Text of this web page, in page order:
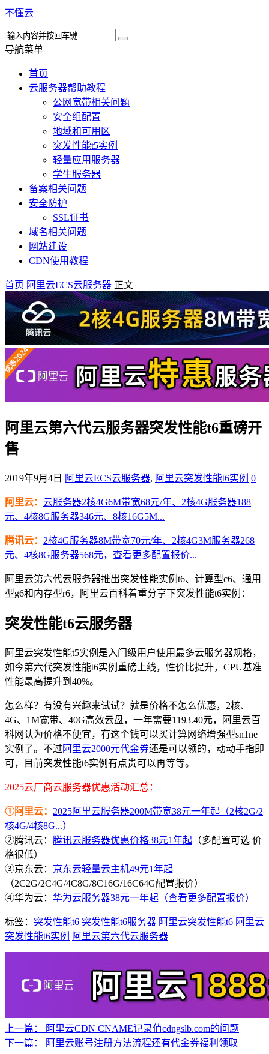
不懂云
导航菜单
首页
云服务器帮助教程
公网宽带相关问题
安全组配置
地域和可用区
突发性能t5实例
轻量应用服务器
学生服务器
备案相关问题
安全防护
SSL证书
域名相关问题
网站建设
CDN使用教程
首页 阿里云ECS云服务器 正文
阿里云第六代云服务器突发性能t6重磅开
售
2019年9月4日 阿里云ECS云服务器, 阿里云突发性能t6实例 0
阿里云： 云服务器2核4G6M带宽68元/年、2核4G服务器188
元、4核8G服务器346元、8核16G5M...
腾讯云： 2核4G服务器8M带宽70元/年、2核4G3M服务器268
元、4核8G服务器568元，查看更多配置报价...
阿里云第六代云服务器推出突发性能实例t6、计算型c6、通用
型g6和内存型r6，阿里云百科着重分享下突发性能t6实例：
突发性能t6云服务器
阿里云突发性能t5实例是入门级用户使用最多云服务器规格，
如今第六代突发性能t6实例重磅上线，性价比提升，CPU基准
性能最高提升到40%。
怎么样？有没有兴趣来试试？就是价格不怎么优惠，2核、
4G、1M宽带、40G高效云盘，一年需要1193.40元，阿里云百
科网认为价格不便宜，有这个钱可以买计算网络增强型sn1ne
实例了。不过 阿里云2000元代金券还是可以领的，动动手指即
可，目前突发性能t6实例有点贵可以再等等。
2025云厂商云服务器优惠活动汇总：
①阿里云： 2025阿里云服务器200M带宽38元一年起（2核2G/2
核4G/4核8G...）
②腾讯云： 腾讯云服务器优惠价格38元1年起 （多配置可选 价
格很低）
③京东云： 京东云轻量云主机49元1年起
（2C2G/2C4G/4C8G/8C16G/16C64G配置报价）
④华为云： 华为云服务器38元一年起（查看更多配置报价）
标签： 突发性能t6 突发性能t6服务器 阿里云突发性能t6 阿里云
突发性能t6实例
阿里云第六代云服务器
上一篇：
阿里云CDN CNAME记录值cdngslb.com的问题
下一篇：
阿里云账号注册方法流程还有代金券福利领取